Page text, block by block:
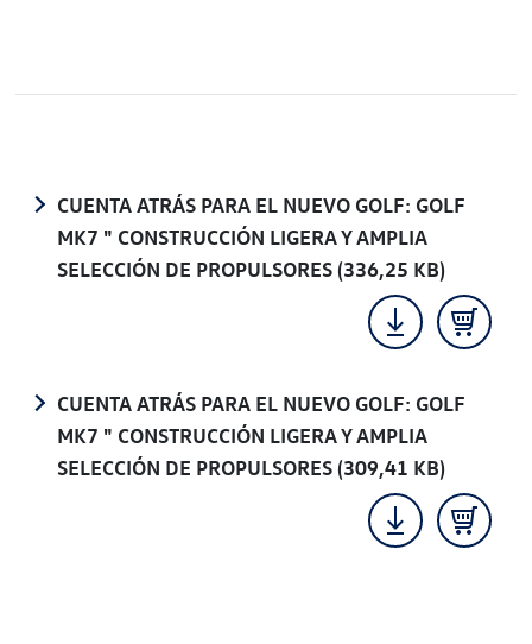
CUENTA ATRÁS PARA EL NUEVO GOLF: GOLF
MK7 " CONSTRUCCIÓN LIGERA Y AMPLIA
SELECCIÓN DE PROPULSORES(336,25 KB)
CUENTA ATRÁS PARA EL NUEVO GOLF: GOLF
MK7 " CONSTRUCCIÓN LIGERA Y AMPLIA
SELECCIÓN DE PROPULSORES(309,41 KB)